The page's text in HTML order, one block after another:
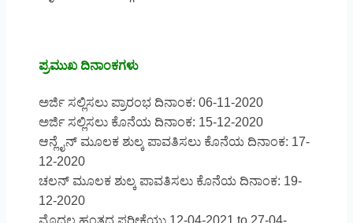
ಪ್ರಮುಖ ದಿನಾಂಕಗಳು
ಅರ್ಜಿ ಸಲ್ಲಿಸಲು ಪ್ರಾರಂಭ ದಿನಾಂಕ: 06-11-2020
ಅರ್ಜಿ ಸಲ್ಲಿಸಲು ಕೊನೆಯ ದಿನಾಂಕ: 15-12-2020
ಆನ್ಲೈನ್ ಮೂಲಕ ಶುಲ್ಕ ಪಾವತಿಸಲು ಕೊನೆಯ ದಿನಾಂಕ: 17-
12-2020
ಚಲನ್ ಮೂಲಕ ಶುಲ್ಕ ಪಾವತಿಸಲು ಕೊನೆಯ ದಿನಾಂಕ: 19-
12-2020